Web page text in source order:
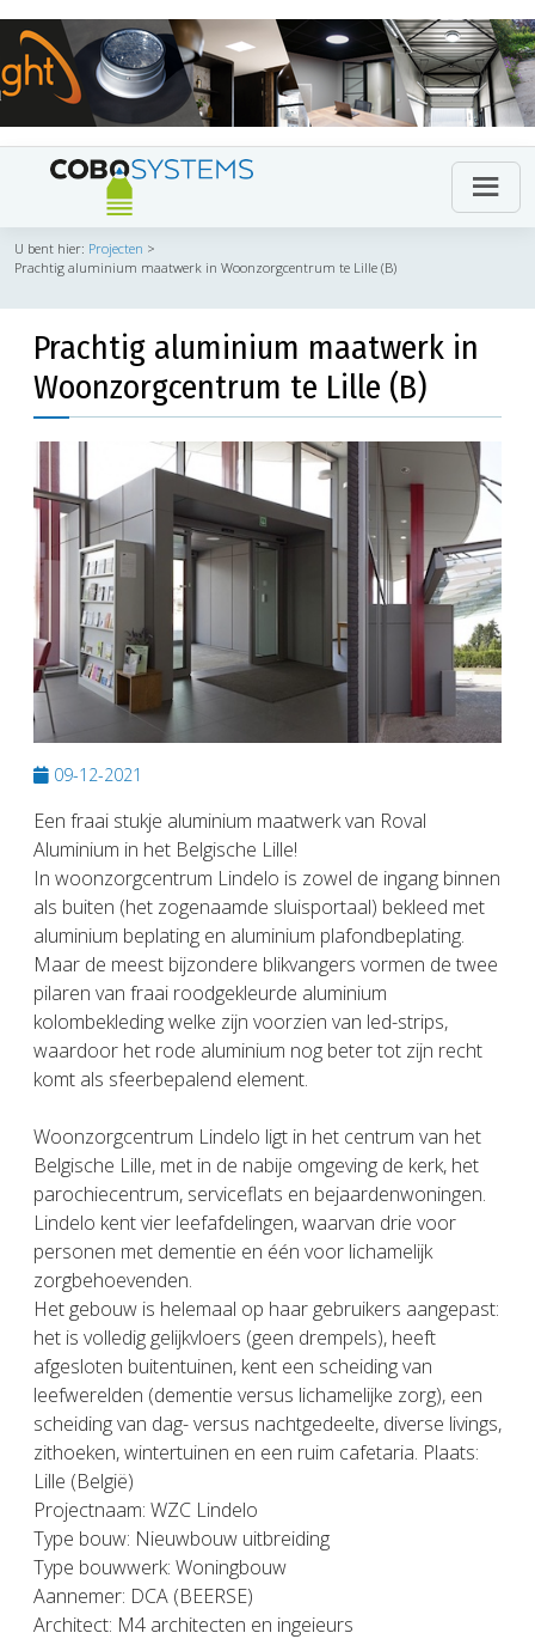
U bent hier: Projecten >
Prachtig aluminium maatwerk in Woonzorgcentrum te Lille (B)
Prachtig aluminium maatwerk in
Woonzorgcentrum te Lille (B)
09-12-2021
Een fraai stukje aluminium maatwerk van Roval
Aluminium in het Belgische Lille!
In woonzorgcentrum Lindelo is zowel de ingang binnen
als buiten (het zogenaamde sluisportaal) bekleed met
aluminium beplating en aluminium plafondbeplating.
Maar de meest bijzondere blikvangers vormen de twee
pilaren van fraai roodgekleurde aluminium
kolombekleding welke zijn voorzien van led-strips,
waardoor het rode aluminium nog beter tot zijn recht
komt als sfeerbepalend element.
Woonzorgcentrum Lindelo ligt in het centrum van het
Belgische Lille, met in de nabije omgeving de kerk, het
parochiecentrum, serviceflats en bejaardenwoningen.
Lindelo kent vier leefafdelingen, waarvan drie voor
personen met dementie en één voor lichamelijk
zorgbehoevenden.
Het gebouw is helemaal op haar gebruikers aangepast:
het is volledig gelijkvloers (geen drempels), heeft
afgesloten buitentuinen, kent een scheiding van
leefwerelden (dementie versus lichamelijke zorg), een
scheiding van dag- versus nachtgedeelte, diverse livings,
zithoeken, wintertuinen en een ruim cafetaria. Plaats:
Lille (België)
Projectnaam: WZC Lindelo
Type bouw: Nieuwbouw uitbreiding
Type bouwwerk: Woningbouw
Aannemer: DCA (BEERSE)
Architect: M4 architecten en ingeieurs